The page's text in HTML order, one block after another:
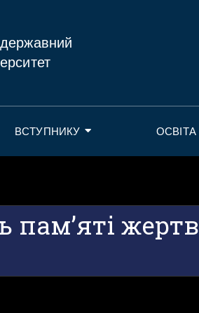
ВСТУПНИКУ ОСВІТА
жертв